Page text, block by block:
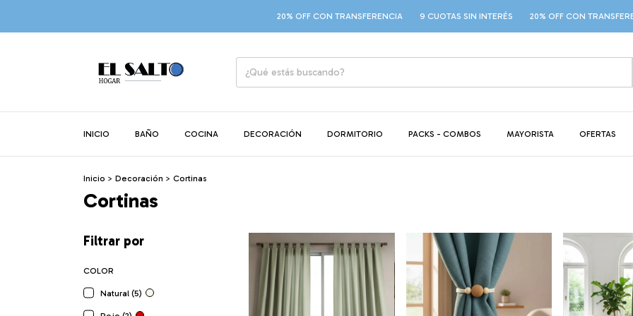
20% OFF CON TRANSFERENCIA 9 CUOTAS SIN INTERÉS 20% OFF CON TRANSFERENCIA
INICIO BAÑO COCINA DECORACIÓN DORMITORIO PACKS - COMBOS MAYORISTA OFERTAS
Inicio > Decoración > Cortinas
Cortinas
Filtrar por
COLOR
Natural (5)